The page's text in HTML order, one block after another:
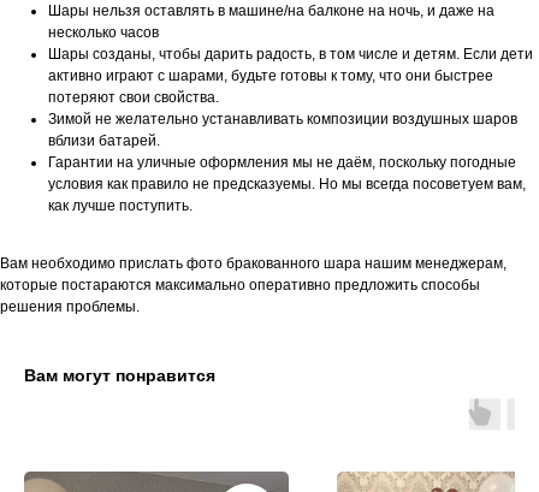
Шары нельзя оставлять в машине/на балконе на ночь, и даже на
несколько часов
Шары созданы, чтобы дарить радость, в том числе и детям. Если дети
активно играют с шарами, будьте готовы к тому, что они быстрее
потеряют свои свойства.
Зимой не желательно устанавливать композиции воздушных шаров
вблизи батарей.
Гарантии на уличные оформления мы не даём, поскольку погодные
условия как правило не предсказуемы. Но мы всегда посоветуем вам,
как лучше поступить.
Вам необходимо прислать фото бракованного шара нашим менеджерам,
которые постараются максимально оперативно предложить способы
решения проблемы.
Вам могут понравится